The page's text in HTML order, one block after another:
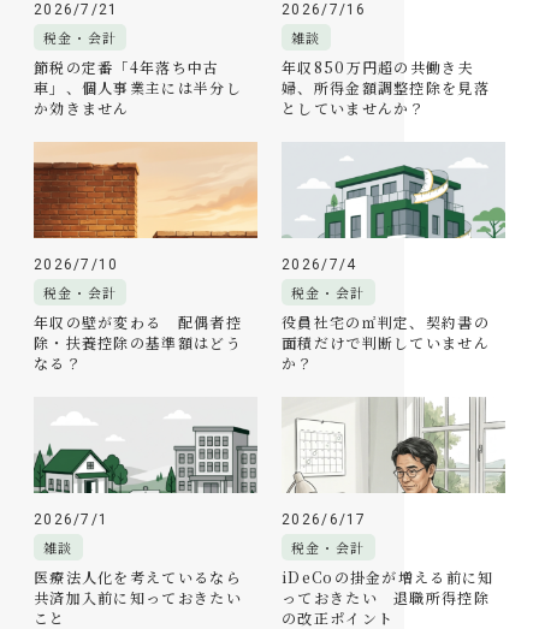
2026/7/21
税金・会計
節税の定番「4年落ち中古
車」、個人事業主には半分し
か効きません
2026/7/16
雑談
年収850万円超の共働き夫
婦、所得金額調整控除を見落
としていませんか？
2026/7/10
税金・会計
年収の壁が変わる 配偶者控
除・扶養控除の基準額はどう
なる？
2026/7/4
税金・会計
役員社宅の㎡判定、契約書の
面積だけで判断していません
か？
2026/7/1
雑談
医療法人化を考えているなら
共済加入前に知っておきたい
こと
2026/6/17
税金・会計
iDeCoの掛金が増える前に知
っておきたい 退職所得控除
の改正ポイント